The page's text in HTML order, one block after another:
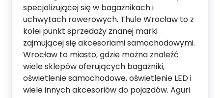
specjalizującej się w bagażnikach i
uchwytach rowerowych. Thule Wrocław to z
kolei punkt sprzedaży znanej marki
zajmującej się akcesoriami samochodowymi.
Wrocław to miasto, gdzie można znaleźć
wiele sklepów oferujących bagażniki,
oświetlenie samochodowe, oświetlenie LED i
wiele innych akcesoriów do pojazdów. Aguri